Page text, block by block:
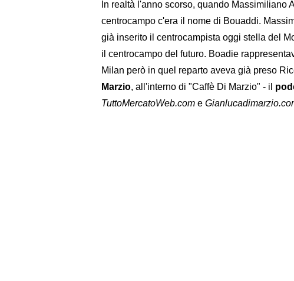
In realtà l'anno scorso, quando Massimiliano
centrocampo c'era il nome di Bouaddi.
già inserito il centrocampista oggi stella del
il centrocampo del futuro. Boadie
Milan però in quel reparto aveva già preso
Marzio, all'interno di "Caffè Di Marzio" - il
TuttoMercatoWeb.com e